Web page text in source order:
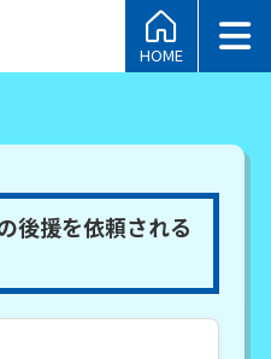
HOME
後援を依頼される